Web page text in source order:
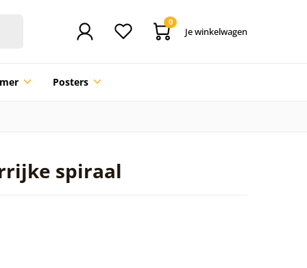
0
Je winkelwagen
Posters
spiraal